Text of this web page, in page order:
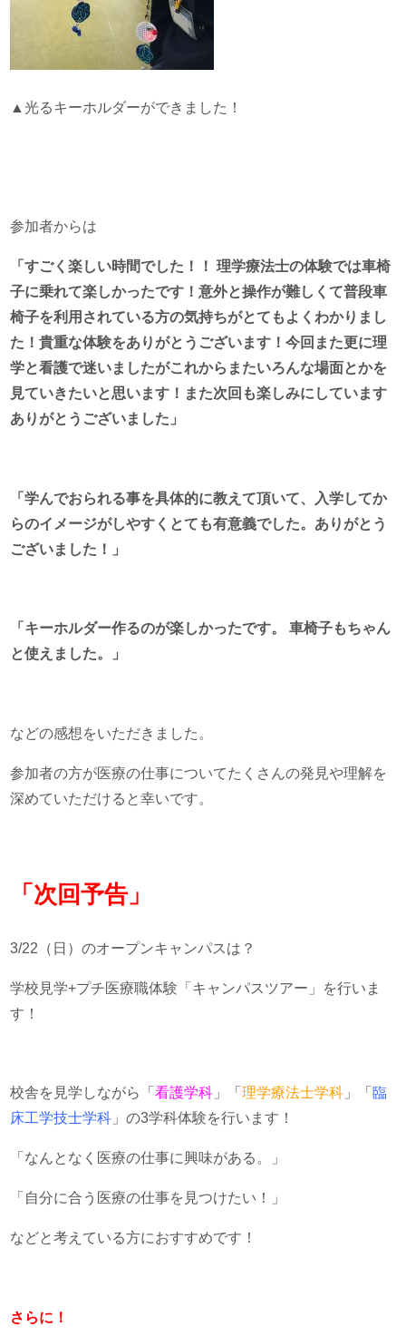
▲光るキーホルダーができました！
参加者からは
「すごく楽しい時間でした！！ 理学療法士の体験では車椅
子に乗れて楽しかったです！意外と操作が難しくて普段車
椅子を利用されている方の気持ちがとてもよくわかりまし
た！貴重な体験をありがとうございます！今回また更に理
学と看護で迷いましたがこれからまたいろんな場面とかを
見ていきたいと思います！また次回も楽しみにしています
ありがとうございました」
「学んでおられる事を具体的に教えて頂いて、入学してか
らのイメージがしやすくとても有意義でした。ありがとう
ございました！」
「キーホルダー作るのが楽しかったです。 車椅子もちゃん
と使えました。」
などの感想をいただきました。
参加者の方が医療の仕事についてたくさんの発見や理解を
深めていただけると幸いです。
「次回予告」
3/22（日）のオープンキャンパスは？
学校見学+プチ医療職体験「キャンパスツアー」を行いま
す！
校舎を見学しながら「看護学科 」「理学療法士学科 」「 臨
床工学技士学科 」の3学科体験を行います！
「なんとなく医療の仕事に興味がある。」
「自分に合う医療の仕事を見つけたい！」
などと考えている方におすすめです！
さらに！